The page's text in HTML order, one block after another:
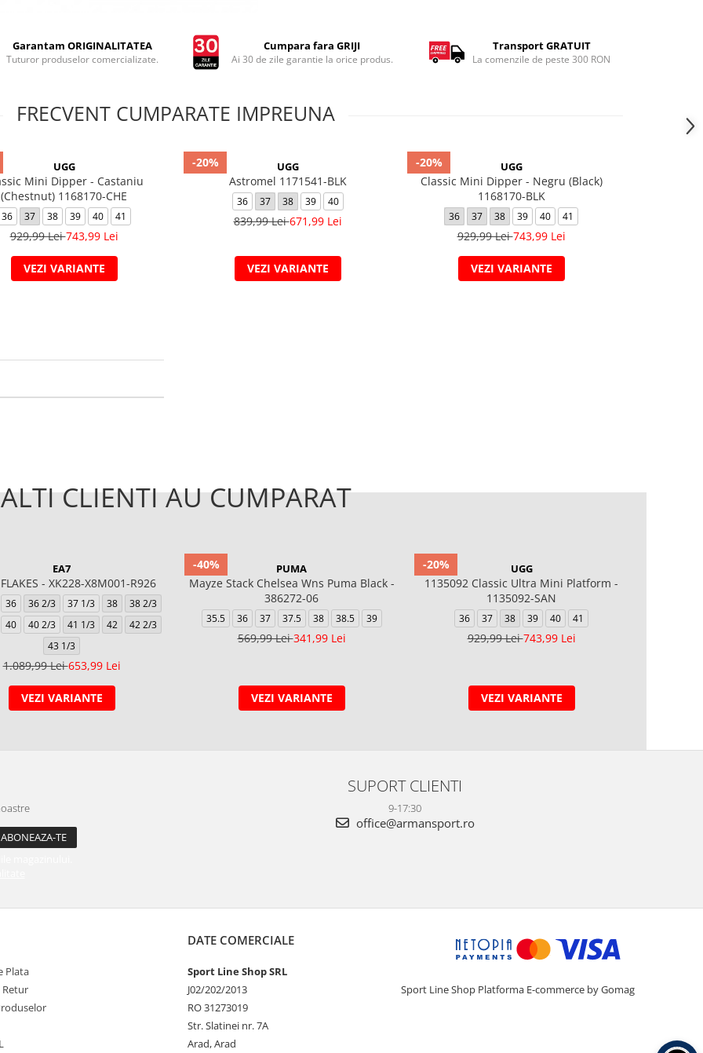
Garantam ORIGINALITATEA
Tuturor produselor comercializate.
Cumpara fara GRIJI
Ai 30 de zile garantie la orice produs.
Transport GRATUIT
La comenzile de peste 300 RON
FRECVENT CUMPARATE IMPREUNA
UGG
Mini Dipper - Castaniu
(Chestnut) 1168170-CHE
36 37 38 39 40 41
929,99 Lei743,99 Lei
VEZI VARIANTE
-20% UGG
Astromel 1171541-BLK
36 37 38 39 40
839,99 Lei671,99 Lei
VEZI VARIANTE
-20% UGG
Classic Mini Dipper - Negru (Black)
1168170-BLK
36 37 38 39 40 41
929,99 Lei743,99 Lei
VEZI VARIANTE
ALTI CLIENTI AU CUMPARAT
EA7
- XK228-X8M001-R926
36 36 2/3 37 1/3 38
38 2/3
40 40 2/3 41 1/3 42
42 2/3
43 1/3
1.089,99 Lei653,99 Lei
VEZI VARIANTE
-40% PUMA
Mayze Stack Chelsea Wns Puma Black -
386272-06
35.5 36 37 37.5 38 38.5 39
569,99 Lei341,99 Lei
VEZI VARIANTE
-20% UGG
1135092 Classic Ultra Mini Platform -
1135092-SAN
36 37 38 39 40 41
929,99 Lei743,99 Lei
VEZI VARIANTE
magazinului.
SUPORT CLIENTI
9-17:30
office@armansport.ro
Plata
Retur
DATE COMERCIALE
Sport Line Shop SRL
J02/202/2013
RO 31273019
Str. Slatinei nr. 7A
Arad, Arad
Sport Line Shop Platforma E-commerce by Gomag